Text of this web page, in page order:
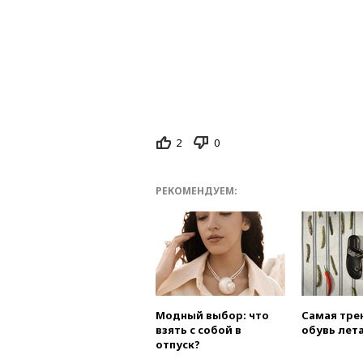
2 0
РЕКОМЕНДУЕМ:
Модный выбор: что
взять с собой в
отпуск?
Самая
обувь